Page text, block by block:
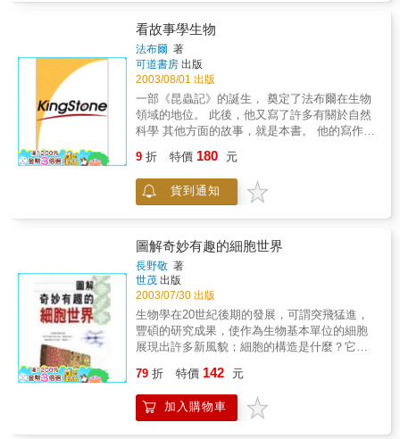
系，平均每一個星系約含有千億個恆星，以地
球的"得天獨厚"而言，包括：地球與太陽、月亮
的距離、地球轉軸斜度、旋轉速率、磁場強
度、地殼的厚度、大氣層氧氣與氮氣的比
例……其或然率是一兆兆分之一。 瞭解宇
宙及萬物的構造與奧秘，一直是人類長期不息
追求的慾望，也是啟動人類科學研發的根源。
人類對宇宙的觀察是朝向無限遠的方向進
行，對物質的研究是往內部無限小的方向鑽
紗。 隨時間、哲學觀點、科學進步的改
變，許多問題仍然有一些極限是人類無法了解
的，作者以熱力學、天文學、材料科學、神
論、達爾文進化論……等，做廣泛且深入的探
討，學理工的讀者讀來興味盎然，學文商的讀
者則可藉本書探得奧妙的知識。 本書特色 論証
豐富，華文科普力作作者學養廣博，為本書收
集了極為豐富的資料，並加以探究分析，層次
分明，是華文原著中極為難得的科普書，必能
獲得知識分子青睞。教授執筆，滿足學子作者
中以至大學、研究所物理、化學、社會科學的
程度，執筆角度精準，針對學子求知欲，作了
非常豐富的供應。 寫作內容，互動有趣 本書篇
看故事學生物
法布爾 著
可道書房 出版
2003/08/01 出版
一部《昆蟲記》的誕生， 奠定了法布爾在生物
領域的地位。 此後，他又寫了許多有關於自然
科學 其他方面的故事，就是本書。 他的寫作手
中含的科學道理。 這是一部非常美妙的自然科
普讀物， 啟發著全世界的青少年 推開自然科學
之門。
9 折 特價 180 元
貨到通知
圖解奇妙有趣的細胞世界
長野敬 著
世茂 出版
2003/07/30 出版
生物學在20世紀後期的發展，可謂突飛猛進，
豐碩的研究成果，使作為生物基本單位的細胞
展現出許多新風貌；細胞的構造是什麼？它有
遺傳基因的真實面貌又如何？這些有關生命真
相的有趣課題，都可在本書中「看清楚」！現
在，就讓我們一起在淺顯解說中，來探索五花
79 折 特價 142 元
加入購物車